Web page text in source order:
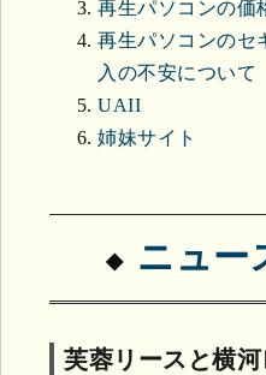
再生パソコンの価
再生パソコンのセ
入の不安について
UAII
姉妹サイト
ニュー
芙蓉リースと横